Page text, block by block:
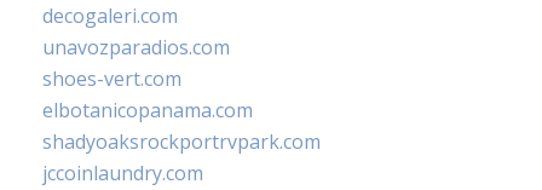
decogaleri.com
unavozparadios.com
shoes-vert.com
elbotanicopanama.com
shadyoaksrockportrvpark.com
jccoinlaundry.com